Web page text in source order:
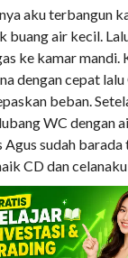
aku terbangun
buang air kecil.
ke kamar mandi.
dengan cepat lalu
beban.
WC dengan
sudah
CD dan
depan pintu
dari belakang.